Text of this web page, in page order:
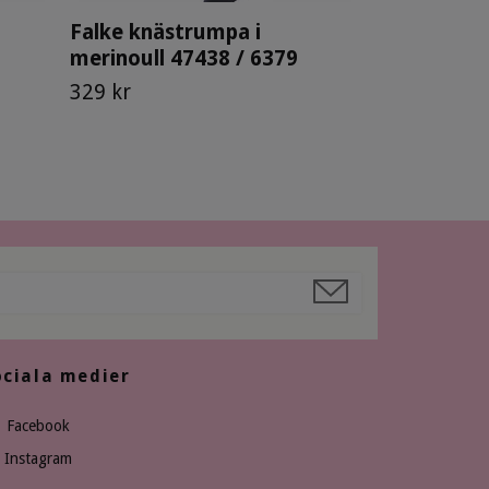
Falke knästrumpa i
merinoull 47438 / 6379
329 kr
medier
Facebook
Instagram